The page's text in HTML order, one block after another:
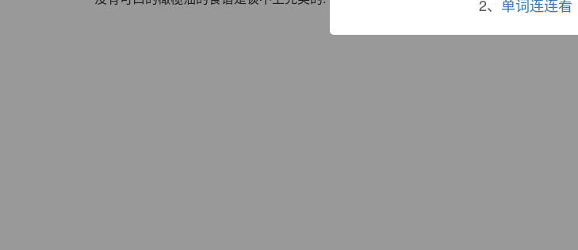
2、 单词连连看